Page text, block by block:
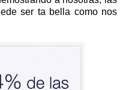
ser ta bella como nos